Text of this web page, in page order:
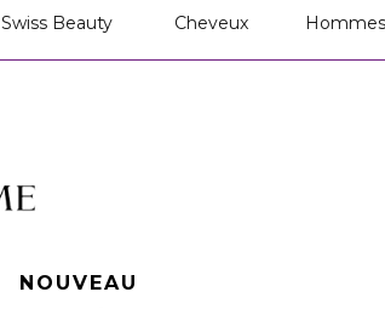
Swiss Beauty Cheveux Hommes
NOUVEAU